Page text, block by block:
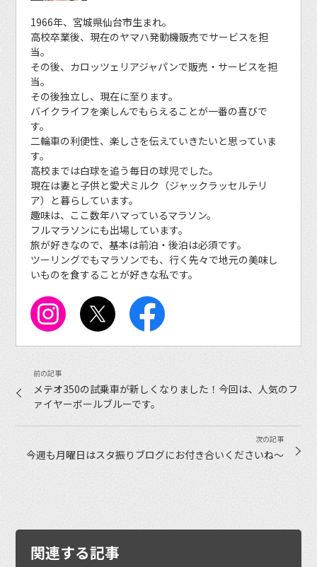
1966年、宮城県仙台市生まれ。
高校卒業後、現在のヤマハ発動機販売でサービスを担
当。
その後、カロッツェリアジャパンで販売・サービスを担
当。
その後独立し、現在に至ります。
バイクライフを楽しんでもらえることが一番の喜びで
す。
二輪車の利便性、楽しさを伝えていきたいと思っていま
す。
高校までは白球を追う毎日の球児でした。
現在は妻と子供と愛犬ミルク（ジャックラッセルテリ
ア）と暮らしています。
趣味は、ここ数年ハマっているマラソン。
フルマラソンにも出場しています。
旅が好きなので、基本は前泊・後泊は必須です。
ツーリングでもマラソンでも、行く先々で地元の美味し
いものを食することが好きな私です。
メテオ350の試乗車が新しくなりました！今回は、人気のフ
ァイヤーボールブルーです。
今週も月曜日はスタ振りブログにお付き合いくださいね〜
関連する記事